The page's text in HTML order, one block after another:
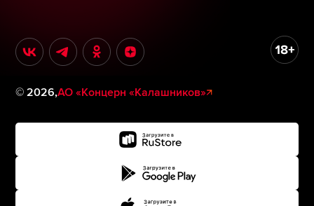
©2026,АО «Концерн «Калашников»